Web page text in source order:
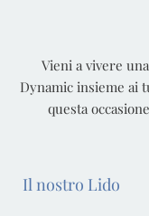
Vieni a vivere
Dynamic insieme ai
questa
Il nostro Lido